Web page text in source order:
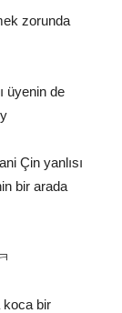
zorunda
üyenin de
Çin yanlısı
bir arada
koca bir